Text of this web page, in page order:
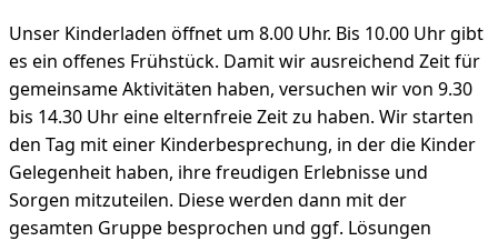
Unser Kinderladen öffnet um 8.00 Uhr. Bis 10.00 Uhr gibt
es ein offenes Frühstück. Damit wir ausreichend Zeit für
gemeinsame Aktivitäten haben, versuchen wir von 9.30
bis 14.30 Uhr eine elternfreie Zeit zu haben. Wir starten
den Tag mit einer Kinderbesprechung, in der die Kinder
Gelegenheit haben, ihre freudigen Erlebnisse und
Sorgen mitzuteilen. Diese werden dann mit der
gesamten Gruppe besprochen und ggf. Lösungen